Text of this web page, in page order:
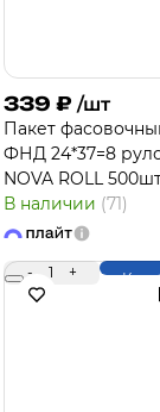
339 ₽ /шт
Пакет
ФНД 24*37=8
NOVA ROLL
В наличии (71)
- 1 +